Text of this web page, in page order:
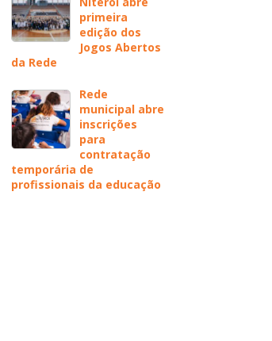
primeira
edição dos
Jogos Abertos
da Rede
Rede
municipal abre
inscrições
para
contratação
temporária de
profissionais da educação